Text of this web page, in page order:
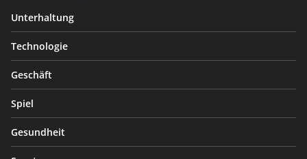
Unterhaltung
Technologie
Geschäft
Spiel
Gesundheit